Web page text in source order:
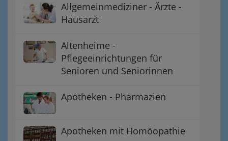
Allgemeinmediziner - Ärzte -
Hausarzt
Altenheime -
Pflegeeinrichtungen für
Senioren und Seniorinnen
Apotheken - Pharmazien
Apotheken mit Homöopathie